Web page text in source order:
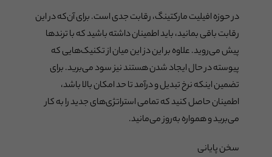
در حوزه افیلیت مارکتینگ، رقابت جدی است. برای آن‌که در این
رقابت باقی بمانید، باید اطمینان داشته باشید که با ترندها
پیش می‌روید. علاوه بر این دز این میان از تکنیک‌هایی که
پیوسته در حال ایجاد شدن هستند نیز سود می‌برید. برای
تضمین اینکه نرخ تبدیل و درآمد تا حد امکان بالا باشد،
اطمینان حاصل کنید که تمامی استراتژی‌های جدید را به کار
می‌برید و همواره به‌روز می‌مانید.
سخن پایانی